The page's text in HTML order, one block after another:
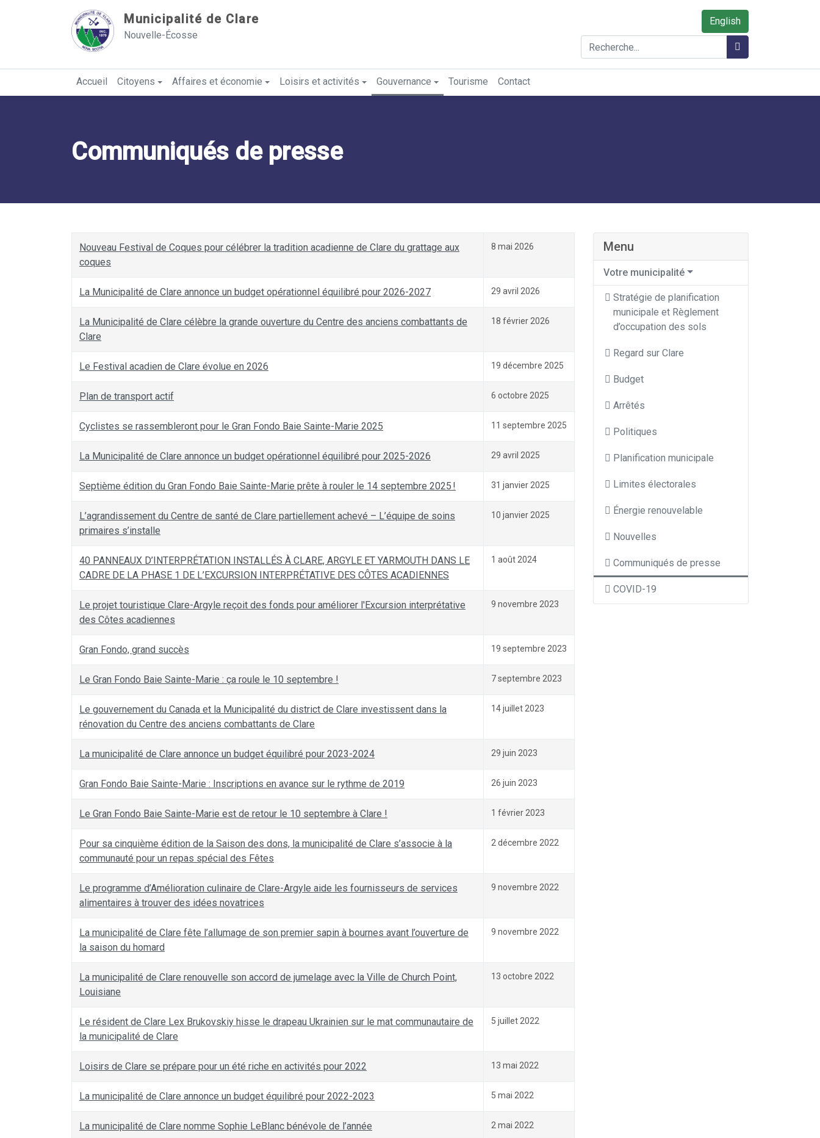
Municipalité de Clare
Nouvelle-Écosse
English
Rechercher
Accueil Citoyens Affaires et économie Loisirs et activités Gouvernance Tourisme Contact
Communiqués de presse
Nouveau Festival de Coques pour célébrer la tradition acadienne de Clare du grattage aux
coques
8 mai 2026
La Municipalité de Clare annonce un budget opérationnel équilibré pour 2026-2027 29 avril 2026
La Municipalité de Clare célèbre la grande ouverture du Centre des anciens combattants de
Clare
18 février 2026
Le Festival acadien de Clare évolue en 2026 19 décembre 2025
Plan de transport actif 6 octobre 2025
Cyclistes se rassembleront pour le Gran Fondo Baie Sainte-Marie 2025 11 septembre 2025
La Municipalité de Clare annonce un budget opérationnel équilibré pour 2025-2026 29 avril 2025
Septième édition du Gran Fondo Baie Sainte-Marie prête à rouler le 14 septembre 2025 ! 31 janvier 2025
L’agrandissement du Centre de santé de Clare partiellement achevé – L’équipe de soins
primaires s’installe
10 janvier 2025
40 PANNEAUX D’INTERPRÉTATION INSTALLÉS À CLARE, ARGYLE ET YARMOUTH DANS LE
CADRE DE LA PHASE 1 DE L’EXCURSION INTERPRÉTATIVE DES CÔTES ACADIENNES
1 août 2024
Le projet touristique Clare-Argyle reçoit des fonds pour améliorer l'Excursion interprétative
des Côtes acadiennes
9 novembre 2023
Gran Fondo, grand succès 19 septembre 2023
Le Gran Fondo Baie Sainte-Marie : ça roule le 10 septembre ! 7 septembre 2023
Le gouvernement du Canada et la Municipalité du district de Clare investissent dans la
rénovation du Centre des anciens combattants de Clare
14 juillet 2023
La municipalité de Clare annonce un budget équilibré pour 2023-2024 29 juin 2023
Gran Fondo Baie Sainte-Marie : Inscriptions en avance sur le rythme de 2019 26 juin 2023
Le Gran Fondo Baie Sainte-Marie est de retour le 10 septembre à Clare ! 1 février 2023
Pour sa cinquième édition de la Saison des dons, la municipalité de Clare s’associe à la
communauté pour un repas spécial des Fêtes
2 décembre 2022
Le programme d’Amélioration culinaire de Clare-Argyle aide les fournisseurs de services
alimentaires à trouver des idées novatrices
9 novembre 2022
La municipalité de Clare fête l’allumage de son premier sapin à bournes avant l’ouverture de
la saison du homard
9 novembre 2022
La municipalité de Clare renouvelle son accord de jumelage avec la Ville de Church Point,
Louisiane
13 octobre 2022
Le résident de Clare Lex Brukovskiy hisse le drapeau Ukrainien sur le mat communautaire de
la municipalité de Clare
5 juillet 2022
Loisirs de Clare se prépare pour un été riche en activités pour 2022 13 mai 2022
La municipalité de Clare annonce un budget équilibré pour 2022-2023 5 mai 2022
La municipalité de Clare nomme Sophie LeBlanc bénévole de l’année 2 mai 2022
Menu
Votre municipalité
Stratégie de planification
municipale et Règlement
d’occupation des sols
Regard sur Clare
Budget
Arrêtés
Politiques
Planification municipale
Limites électorales
Énergie renouvelable
Nouvelles
Communiqués de presse
COVID-19